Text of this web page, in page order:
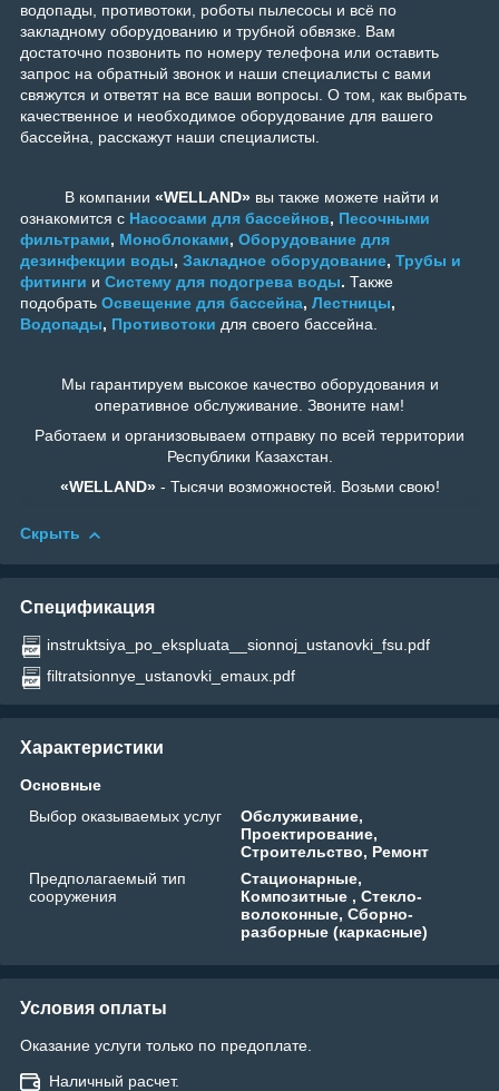
водопады, противотоки, роботы пылесосы и всё по
закладному оборудованию и трубной обвязке. Вам
достаточно позвонить по номеру телефона или оставить
запрос на обратный звонок и наши специалисты с вами
свяжутся и ответят на все ваши вопросы. О том, как выбрать
качественное и необходимое оборудование для вашего
бассейна, расскажут наши специалисты.
В компании «WELLAND» вы также можете найти и
ознакомится с Насосами для бассейнов, Песочными
фильтрами, Моноблоками, Оборудование для
дезинфекции воды, Закладное оборудование, Трубы и
фитинги и Систему для подогрева воды. Также
подобрать Освещение для бассейна, Лестницы,
Водопады, Противотоки для своего бассейна.
Мы гарантируем высокое качество оборудования и
оперативное обслуживание. Звоните нам!
Работаем и организовываем отправку по всей территории
Республики Казахстан.
«WELLAND»- Тысячи возможностей. Возьми свою!
Скрыть
Спецификация
instruktsiya_po_ekspluata__sionnoj_ustanovki_fsu.pdf
filtratsionnye_ustanovki_emaux.pdf
Характеристики
Основные
Выбор оказываемых услуг
Обслуживание,
Проектирование,
Строительство, Ремонт
Предполагаемый тип
сооружения
Стационарные,
Композитные , Стекло-
волоконные, Сборно-
разборные (каркасные)
Условия оплаты
Оказание услуги только по предоплате.
Наличный расчет.